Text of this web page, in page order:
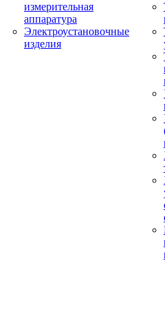
измерительная
аппаратура
Электроустановочные
изделия